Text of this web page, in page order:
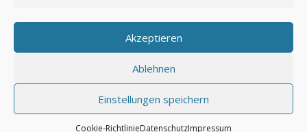
Akzeptieren
Ablehnen
Einstellungen speichern
Cookie-RichtlinieDatenschutzImpressum
Anmelden
© by safar-reiseblog.de